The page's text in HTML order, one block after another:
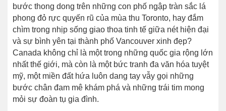
bước thong dong trên những con phố ngập tràn sắc lá
phong đỏ rực quyến rũ của mùa thu Toronto, hay đắm
chìm trong nhịp sống giao thoa tinh tế giữa nét hiện đại
và sự bình yên tại thành phố Vancouver xinh đẹp?
Canada không chỉ là một trong những quốc gia rộng lớn
nhất thế giới, mà còn là một bức tranh đa văn hóa tuyệt
mỹ, một miền đất hứa luôn dang tay vẫy gọi những
bước chân đam mê khám phá và những trái tim mong
mỏi sự đoàn tụ gia đình.